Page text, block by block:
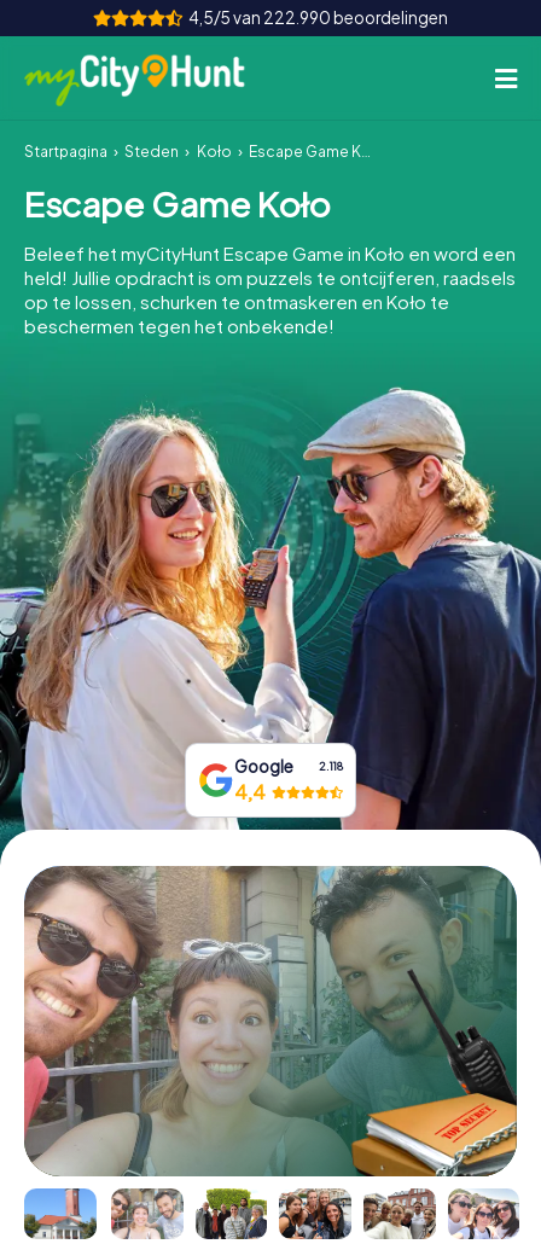
4,5/5 van 222.990 beoordelingen
Hoe het werkt
Steden
Tours
Teamevenement
INT AT CH
DE
ES
FR UK
IE
IT
NL
Boek tickets
Koop cadeaubonnen
Startpagina Steden Koło Escape Game Koło
Escape Game Koło
Beleef het myCityHunt Escape Game in Koło en word een
held! Jullie opdracht is om puzzels te ontcijferen, raadsels
op te lossen, schurken te ontmaskeren en Koło te
beschermen tegen het onbekende!
Google 2.118
4,4